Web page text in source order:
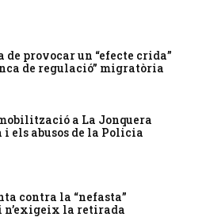
de provocar un “efecte crida”
de regulació” migratòria
a La Jonquera
els abusos de la Policia
contra la “nefasta”
n’exigeix la retirada